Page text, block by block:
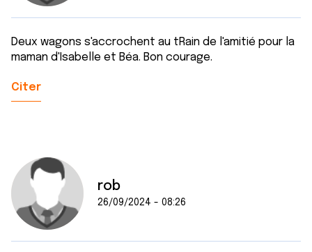
Deux wagons s'accrochent au tRain de l'amitié pour la
maman d'Isabelle et Béa. Bon courage.
Citer
rob
26/09/2024 - 08:26